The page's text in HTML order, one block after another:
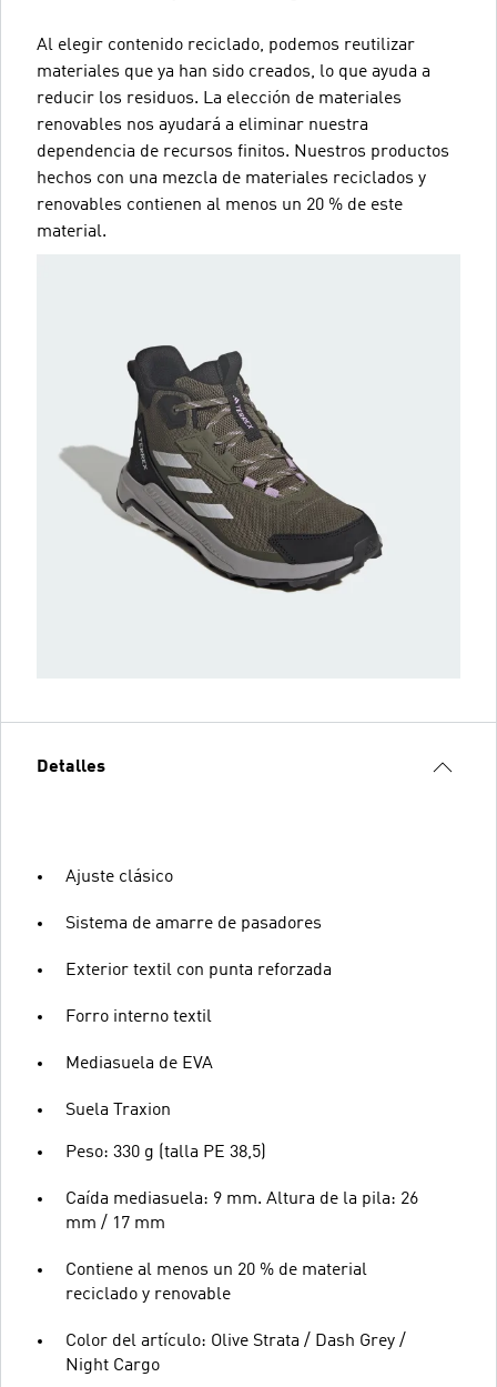
Al elegir contenido reciclado, podemos reutilizar
materiales que ya han sido creados, lo que ayuda a
reducir los residuos. La elección de materiales
renovables nos ayudará a eliminar nuestra
dependencia de recursos finitos. Nuestros productos
hechos con una mezcla de materiales reciclados y
renovables contienen al menos un 20 % de este
material.
Detalles
Ajuste clásico
Sistema de amarre de pasadores
Exterior textil con punta reforzada
Forro interno textil
Mediasuela de EVA
Suela Traxion
Peso: 330 g (talla PE 38,5)
Caída mediasuela: 9 mm. Altura de la pila: 26
mm / 17 mm
Contiene al menos un 20 % de material
reciclado y renovable
Color del artículo: Olive Strata / Dash Grey /
Night Cargo